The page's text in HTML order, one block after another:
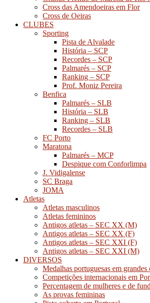
Cross das Amendoeiras em Flor
Cross de Oeiras
CLUBES
Sporting
Pista de Alvalade
História – SCP
Recordes – SCP
Palmarés – SCP
Ranking – SCP
Prof. Moniz Pereira
Benfica
Palmarés – SLB
História – SLB
Ranking – SLB
Recordes – SLB
FC Porto
Maratona
Palmarés – MCP
Despique com Conforlimpa
J. Vidigalense
SC Braga
JOMA
Atletas
Atletas masculinos
Atletas femininos
Antigos atletas – SEC XX (M)
Antigos atletas – SEC XX (F)
Antigos atletas – SEC XXI (F)
Antigos atletas – SEC XXI (M)
DIVERSOS
Medalhas portuguesas em grandes
Competições internacionais em
Percentagem de mulheres e de
As provas femininas